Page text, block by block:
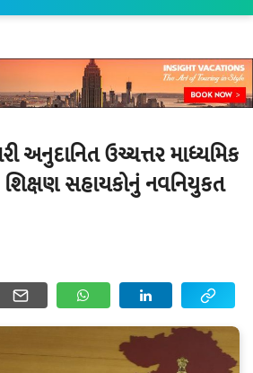
અનુદાનિત ઉચ્ચત્તર માધ્યમિક
સહાયકોનું નવનિયુકત